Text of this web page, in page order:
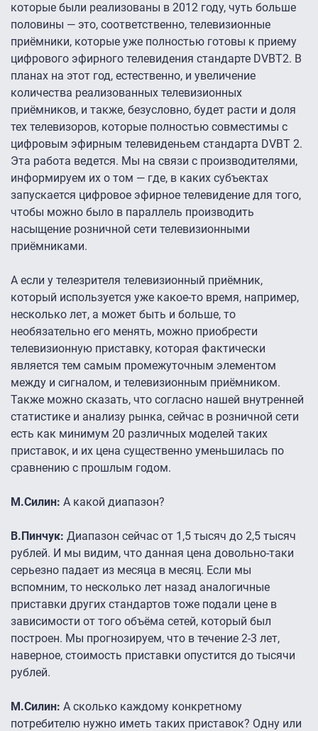
которые были реализованы в 2012 году, чуть больше
половины — это, соответственно, телевизионные
приёмники, которые уже полностью готовы к приему
цифрового эфирного телевидения стандарте DVBT2. В
планах на этот год, естественно, и увеличение
количества реализованных телевизионных
приёмников, и также, безусловно, будет расти и доля
тех телевизоров, которые полностью совместимы с
цифровым эфирным телевиденьем стандарта DVBT 2.
Эта работа ведется. Мы на связи с производителями,
информируем их о том — где, в каких субъектах
запускается цифровое эфирное телевидение для того,
чтобы можно было в параллель производить
насыщение розничной сети телевизионными
приёмниками.
А если у телезрителя телевизионный приёмник,
который используется уже какое-то время, например,
несколько лет, а может быть и больше, то
необязательно его менять, можно приобрести
телевизионную приставку, которая фактически
является тем самым промежуточным элементом
между и сигналом, и телевизионным приёмником.
Также можно сказать, что согласно нашей внутренней
статистике и анализу рынка, сейчас в розничной сети
есть как минимум 20 различных моделей таких
приставок, и их цена существенно уменьшилась по
сравнению с прошлым годом.
М.Силин: А какой диапазон?
В.Пинчук: Диапазон сейчас от 1,5 тысяч до 2,5 тысяч
рублей. И мы видим, что данная цена довольно-таки
серьезно падает из месяца в месяц. Если мы
вспомним, то несколько лет назад аналогичные
приставки других стандартов тоже подали цене в
зависимости от того объёма сетей, который был
построен. Мы прогнозируем, что в течение 2-3 лет,
наверное, стоимость приставки опустится до тысячи
рублей.
М.Силин: А сколько каждому конкретному
потребителю нужно иметь таких приставок? Одну или